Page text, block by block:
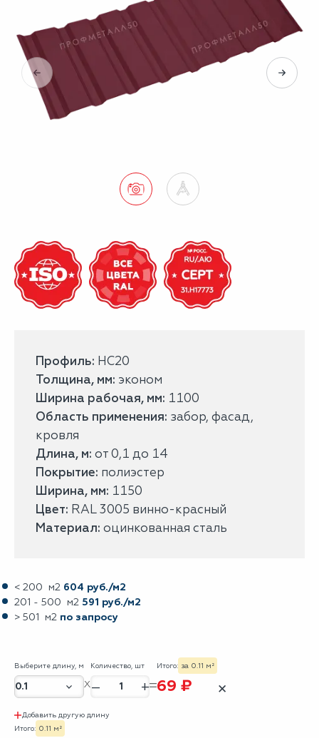
Профиль: НС20
Толщина, мм: эконом
Ширина рабочая, мм: 1100
Область применения: забор, фасад,
кровля
Длина, м: от 0,1 до 14
Покрытие: полиэстер
Ширина, мм: 1150
Цвет: RAL 3005 винно-красный
Материал: оцинкованная сталь
< 200 м2 604 руб./м2
201 - 500 м2 591 руб./м2
> 501 м2 по запросу
Выберите длину, м Количество, шт
– +
Итого: за 0.11 м²
69 ₽ ✕
Добавить другую длину
Итого: 0.11 м²